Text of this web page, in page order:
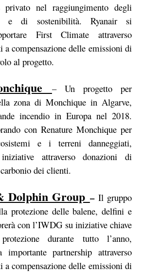
privato nel raggiungimento degli
e di sostenibilità. Ryanair si
First Climate attraverso
compensazione delle emissioni di
al progetto.
– Un progetto per
zona di Monchique in Algarve,
incendio in Europa nel 2018.
con Renature Monchique per
e i terreni danneggiati,
attraverso donazioni di
dei clienti.
Dolphin Group – Il gruppo
protezione delle balene, delfini e
con l’IWDG su iniziative chiave
durante tutto l’anno,
importante partnership attraverso
compensazione delle emissioni di